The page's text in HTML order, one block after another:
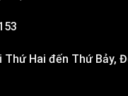
Hai đến Thứ Bảy,